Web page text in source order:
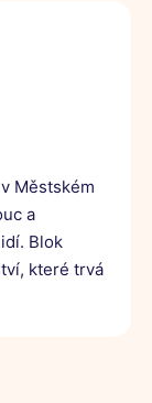
Městském
a
Blok
které trvá